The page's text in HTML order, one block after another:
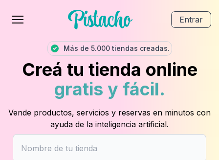
Entrar
Más de 5.000 tiendas creadas.
Creá tu tienda online
gratis y fácil.
Vende productos, servicios y reservas en minutos con
ayuda de la inteligencia artificial.